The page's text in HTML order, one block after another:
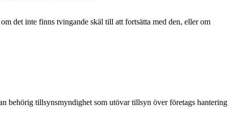
det inte finns tvingande skäl till att fortsätta med den, eller om
behörig tillsynsmyndighet som utövar tillsyn över företags hantering